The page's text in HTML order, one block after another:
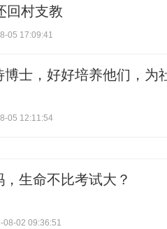
回村支教
05 17:09:41
博士，好好培养他们，为
05 12:11:54
，生命不比考试大？
08-02 09:36:51